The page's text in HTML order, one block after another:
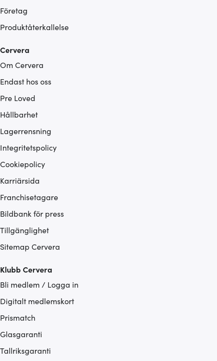
Företag
Produktåterkallelse
Cervera
Om Cervera
Endast hos oss
Pre Loved
Hållbarhet
Lagerrensning
Integritetspolicy
Cookiepolicy
Karriärsida
Franchisetagare
Bildbank för press
Tillgänglighet
Sitemap Cervera
Klubb Cervera
Bli medlem / Logga in
Digitalt medlemskort
Prismatch
Glasgaranti
Tallriksgaranti